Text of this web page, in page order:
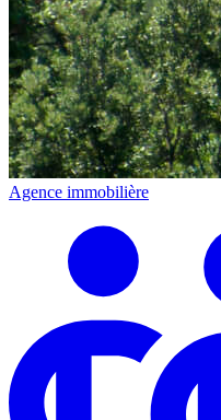
Agence immobilière